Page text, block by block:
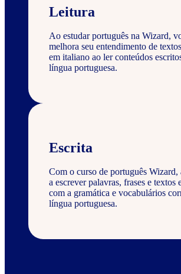
Leitura
Ao estudar português na Wizard,
melhora seu entendimento de
em italiano ao ler conteúdos
língua portuguesa.
Escrita
Com o curso de português Wizard,
a escrever palavras, frases e textos
com a gramática e vocabulários
língua portuguesa.